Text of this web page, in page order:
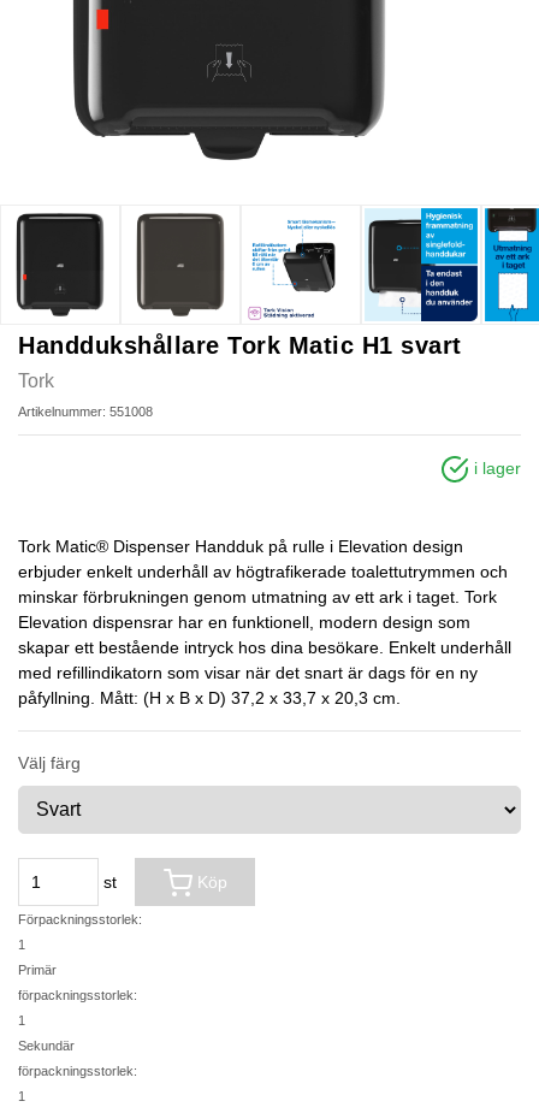
Handdukshållare Tork Matic H1 svart
Tork
Artikelnummer: 551008
i lager
Tork Matic® Dispenser Handduk på rulle i Elevation design
erbjuder enkelt underhåll av högtrafikerade toalettutrymmen och
minskar förbrukningen genom utmatning av ett ark i taget. Tork
Elevation dispensrar har en funktionell, modern design som
skapar ett bestående intryck hos dina besökare. Enkelt underhåll
med refillindikatorn som visar när det snart är dags för en ny
påfyllning. Mått: (H x B x D) 37,2 x 33,7 x 20,3 cm.
Välj färg
st
Förpackningsstorlek:
1
Primär
förpackningsstorlek:
1
Sekundär
förpackningsstorlek:
1
Köp